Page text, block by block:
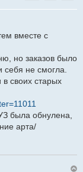
вместе с
но заказов было
себя не смогла.
в своих старых
была обнулена,
арта/